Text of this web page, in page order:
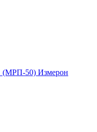
(МРП-50) Измерон